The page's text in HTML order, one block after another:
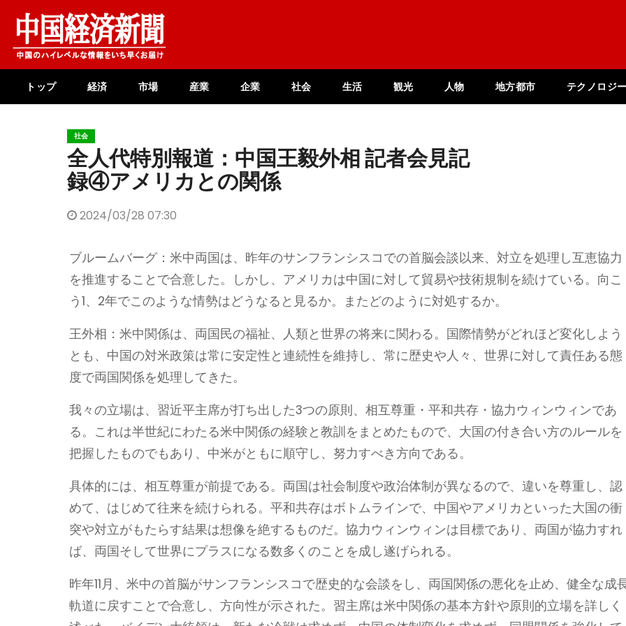
content
トップ 経済 市場 産業 企業 社会 生活 観光 人物 地方都市 テクノロジ
社会
全人代特別報道：中国王毅外相 記者会見記
録④アメリカとの関係
2024/03/28 07:30
ブルームバーグ：米中両国は、昨年のサンフランシスコでの首脳会談以来、対立を処理し互恵協力
を推進することで合意した。しかし、アメリカは中国に対して貿易や技術規制を続けている。向こ
う1、2年でこのような情勢はどうなると見るか。またどのように対処するか。
王外相：米中関係は、両国民の福祉、人類と世界の将来に関わる。国際情勢がどれほど変化しよう
とも、中国の対米政策は常に安定性と連続性を維持し、常に歴史や人々、世界に対して責任ある態
度で両国関係を処理してきた。
我々の立場は、習近平主席が打ち出した3つの原則、相互尊重・平和共存・協力ウィンウィンであ
る。これは半世紀にわたる米中関係の経験と教訓をまとめたもので、大国の付き合い方のルールを
把握したものでもあり、中米がともに順守し、努力すべき方向である。
具体的には、相互尊重が前提である。両国は社会制度や政治体制が異なるので、違いを尊重し、認
めて、はじめて往来を続けられる。平和共存はボトムラインで、中国やアメリカといった大国の衝
突や対立がもたらす結果は想像を絶するものだ。協力ウィンウィンは目標であり、両国が協力すれ
ば、両国そして世界にプラスになる数多くのことを成し遂げられる。
昨年11月、米中の首脳がサンフランシスコで歴史的な会談をし、両国関係の悪化を止め、健全な成
軌道に戻すことで合意し、方向性が示された。習主席は米中関係の基本方針や原則的立場を詳しく